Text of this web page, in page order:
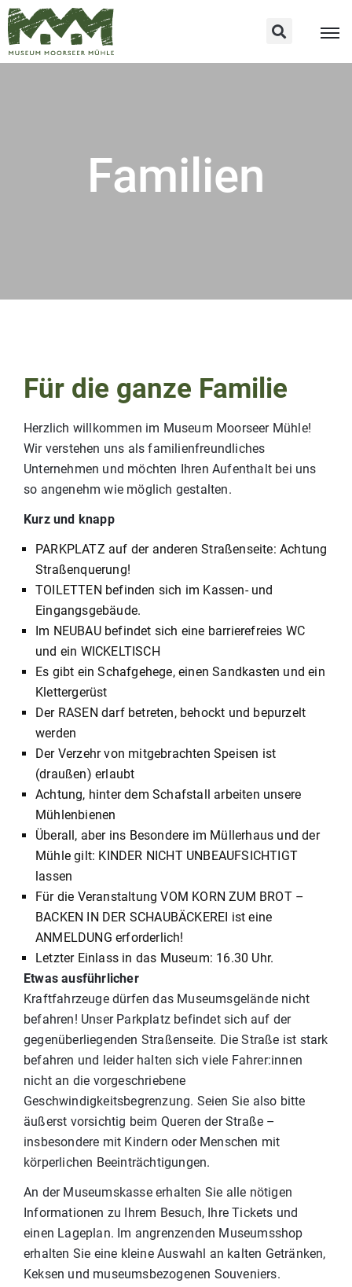
Familien
Für die ganze Familie
Herzlich willkommen im Museum Moorseer Mühle!
Wir verstehen uns als familienfreundliches
Unternehmen und möchten Ihren Aufenthalt bei uns
so angenehm wie möglich gestalten.
Kurz und knapp
PARKPLATZ auf der anderen Straßenseite: Achtung
Straßenquerung!
TOILETTEN befinden sich im Kassen- und
Eingangsgebäude.
Im NEUBAU befindet sich eine barrierefreies WC
und ein WICKELTISCH
Es gibt ein Schafgehege, einen Sandkasten und ein
Klettergerüst
Der RASEN darf betreten, behockt und bepurzelt
werden
Der Verzehr von mitgebrachten Speisen ist
(draußen) erlaubt
Achtung, hinter dem Schafstall arbeiten unsere
Mühlenbienen
Überall, aber ins Besondere im Müllerhaus und der
Mühle gilt: KINDER NICHT UNBEAUFSICHTIGT
lassen
Für die Veranstaltung VOM KORN ZUM BROT –
BACKEN IN DER SCHAUBÄCKEREI ist eine
ANMELDUNG erforderlich!
Letzter Einlass in das Museum: 16.30 Uhr.
Etwas ausführlicher
Kraftfahrzeuge dürfen das Museumsgelände nicht
befahren! Unser Parkplatz befindet sich auf der
gegenüberliegenden Straßenseite. Die Straße ist stark
befahren und leider halten sich viele Fahrer:innen
nicht an die vorgeschriebene
Geschwindigkeitsbegrenzung. Seien Sie also bitte
äußerst vorsichtig beim Queren der Straße –
insbesondere mit Kindern oder Menschen mit
körperlichen Beeinträchtigungen.
An der Museumskasse erhalten Sie alle nötigen
Informationen zu Ihrem Besuch, Ihre Tickets und
einen Lageplan. Im angrenzenden Museumsshop
erhalten Sie eine kleine Auswahl an kalten Getränken,
Keksen und museumsbezogenen Souveniers.